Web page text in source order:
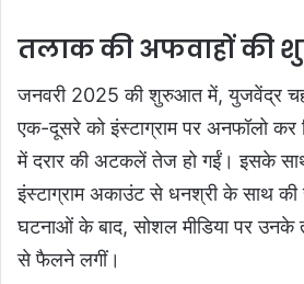
तलाक की अफवाहों की
जनवरी 2025 की शुरुआत में, युजवेंद्र
एक-दूसरे को इंस्टाग्राम पर अनफॉलो कर
में दरार की अटकलें तेज हो गईं। इसके
इंस्टाग्राम अकाउंट से धनश्री के साथ की
घटनाओं के बाद, सोशल मीडिया पर
से फैलने लगीं।